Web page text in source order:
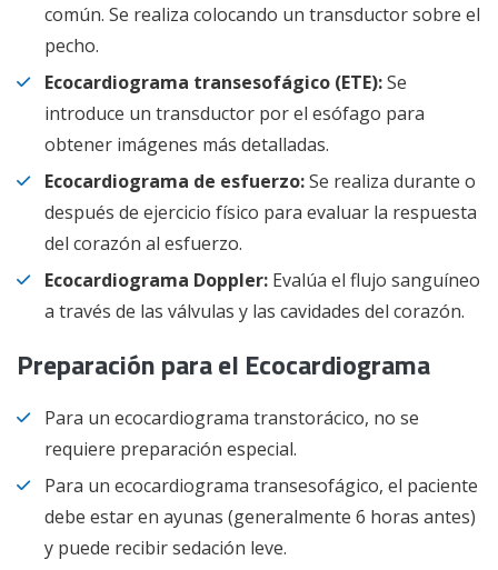
común. Se realiza colocando un transductor sobre el
pecho.
Ecocardiograma transesofágico (ETE):Se
introduce un transductor por el esófago para
obtener imágenes más detalladas.
Ecocardiograma de esfuerzo:Se realiza durante o
después de ejercicio físico para evaluar la respuesta
del corazón al esfuerzo.
Ecocardiograma Doppler: Evalúa el flujo sanguíneo
a través de las válvulas y las cavidades del corazón.
Preparación para el Ecocardiograma
Para un ecocardiograma transtorácico, no se
requiere preparación especial.
Para un ecocardiograma transesofágico, el paciente
debe estar en ayunas (generalmente 6 horas antes)
y puede recibir sedación leve.